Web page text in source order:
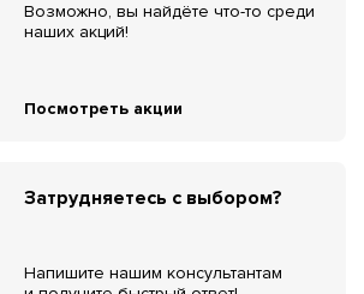
Возможно, вы найдёте что-то среди
наших акций!
Посмотреть акции
Затрудняетесь с выбором?
Напишите нашим консультантам